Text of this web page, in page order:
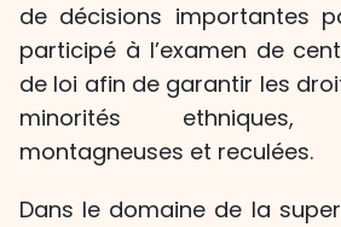
de décisions importantes
participé à l’examen de
de loi afin de garantir les
minorités
montagneuses et reculées.
Dans le domaine de la